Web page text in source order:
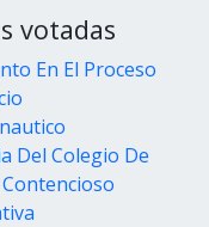
votadas
En El Proceso
Del Colegio De